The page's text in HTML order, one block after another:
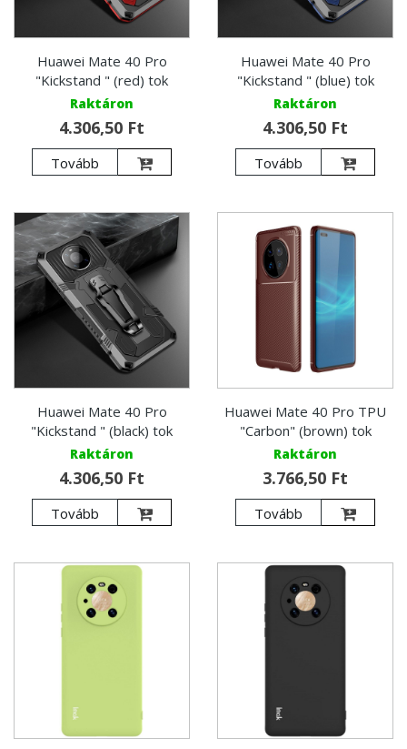
Huawei Mate 40 Pro
"Kickstand " (red) tok
Raktáron
4.306,50 Ft
Tovább
Huawei Mate 40 Pro
"Kickstand " (blue) tok
Raktáron
4.306,50 Ft
Tovább
Huawei Mate 40 Pro
"Kickstand " (black) tok
Raktáron
4.306,50 Ft
Tovább
Huawei Mate 40 Pro TPU
"Carbon" (brown) tok
Raktáron
3.766,50 Ft
Tovább